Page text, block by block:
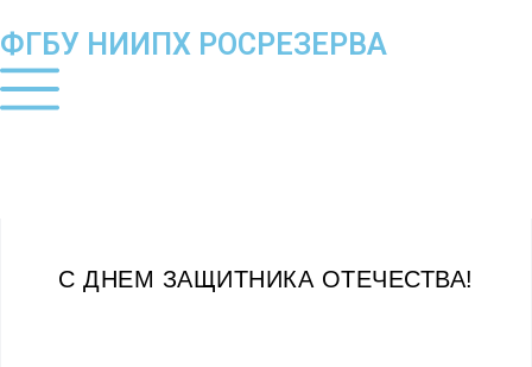
ФГБУ НИИПХ РОСРЕЗЕРВА
С ДНЕМ ЗАЩИТНИКА ОТЕЧЕСТВА!